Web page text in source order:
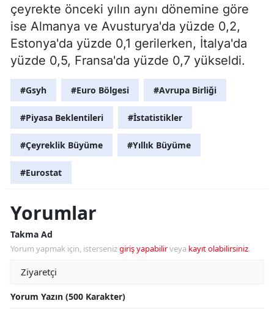
çeyrekte önceki yılın aynı dönemine göre
ise Almanya ve Avusturya'da yüzde 0,2,
Estonya'da yüzde 0,1 gerilerken, İtalya'da
yüzde 0,5, Fransa'da yüzde 0,7 yükseldi.
#Gsyh #Euro Bölgesi #Avrupa Birliği
#Piyasa Beklentileri #İstatistikler
#Çeyreklik Büyüme #Yıllık Büyüme
#Eurostat
Yorumlar
Takma Ad
Yorum yapmak için, istersenizgiriş yapabilirveya kayıt olabilirsiniz.
Yorum Yazın (500 Karakter)